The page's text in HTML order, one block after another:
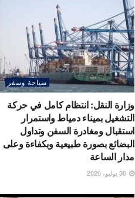
سياحة وسفر
وزارة النقل: انتظام كامل في حركة
التشغيل بميناء دمياط واستمرار
استقبال ومغادرة السفن وتداول
البضائع بصورة طبيعية وبكفاءة وعلى
مدار الساعة